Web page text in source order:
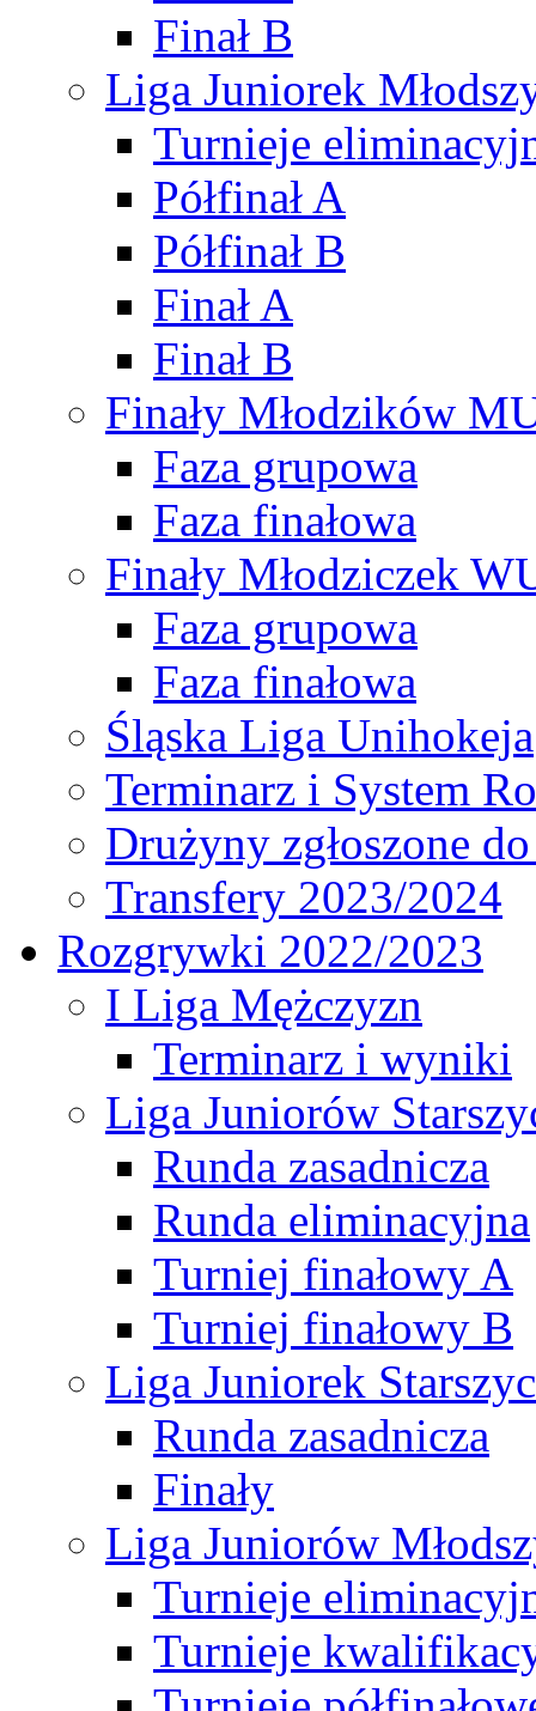
Finał B
Liga Juniorek
Turnieje
Półfinał A
Półfinał B
Finał A
Finał B
Finały Młodzików
Faza grupowa
Faza finałowa
Finały Młodziczek
Faza grupowa
Faza finałowa
Śląska Liga Unihokeja
Terminarz i System
Drużyny zgłoszone
Transfery 2023/2024
Rozgrywki 2022/2023
I Liga Mężczyzn
Terminarz i wyniki
Liga Juniorów
Runda zasadnicza
Runda eliminacyjna
Turniej finałowy A
Turniej finałowy B
Liga Juniorek
Runda zasadnicza
Finały
Liga Juniorów
Turnieje
Turnieje